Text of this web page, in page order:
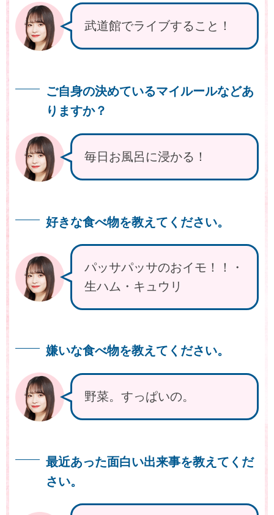
武道館でライブすること！
ご自身の決めているマイルールなどあ
りますか？
毎日お風呂に浸かる！
好きな食べ物を教えてください。
パッサパッサのおイモ！！・
生ハム・キュウリ
嫌いな食べ物を教えてください。
野菜。すっぱいの。
最近あった面白い出来事を教えてくだ
さい。